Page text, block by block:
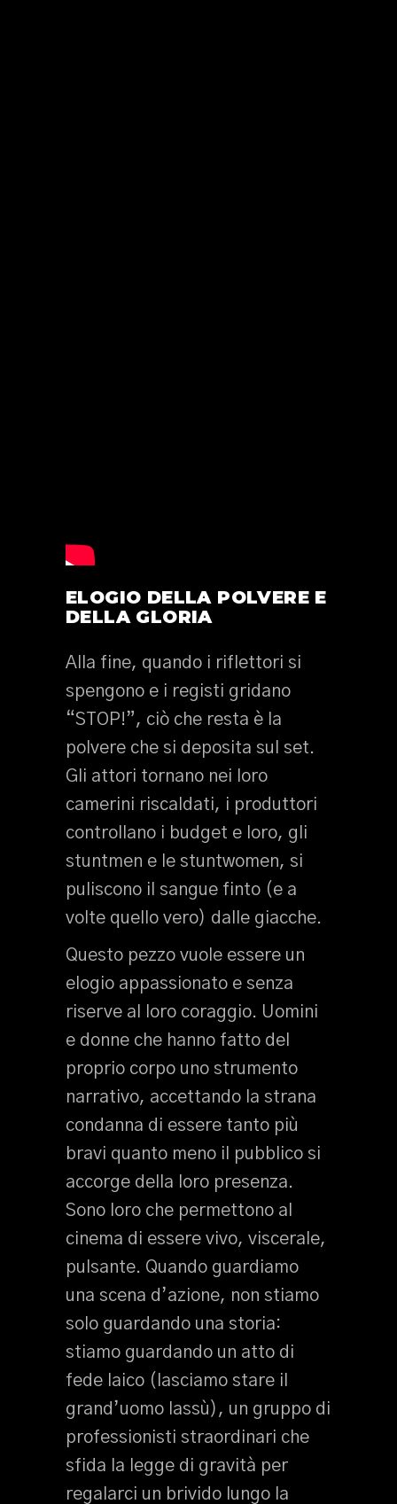
ELOGIO DELLA POLVERE E
DELLA GLORIA
Alla fine, quando i riflettori si
spengono e i registi gridano
“STOP!”, ciò che resta è la
polvere che si deposita sul set.
Gli attori tornano nei loro
camerini riscaldati, i produttori
controllano i budget e loro, gli
stuntmen e le stuntwomen, si
puliscono il sangue finto (e a
volte quello vero) dalle giacche.
Questo pezzo vuole essere un
elogio appassionato e senza
riserve al loro coraggio. Uomini
e donne che hanno fatto del
proprio corpo uno strumento
narrativo, accettando la strana
condanna di essere tanto più
bravi quanto meno il pubblico si
accorge della loro presenza.
Sono loro che permettono al
cinema di essere vivo, viscerale,
pulsante. Quando guardiamo
una scena d’azione, non stiamo
solo guardando una storia:
stiamo guardando un atto di
fede laico (lasciamo stare il
grand’uomo lassù), un gruppo di
professionisti straordinari che
sfida la legge di gravità per
regalarci un brivido lungo la